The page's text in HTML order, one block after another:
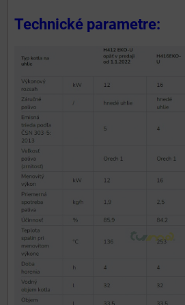
Technické parametre: